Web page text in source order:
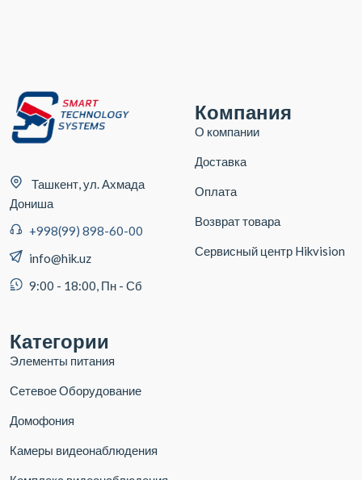
Ташкент, ул. Ахмада
Дониша
+998(99) 898-60-00
info@hik.uz
9:00 - 18:00, Пн - Сб
Компания
О компании
Доставка
Оплата
Возврат товара
Сервисный центр Hikvision
Категории
Элементы питания
Сетевое Оборудование
Домофония
Камеры видеонаблюдения